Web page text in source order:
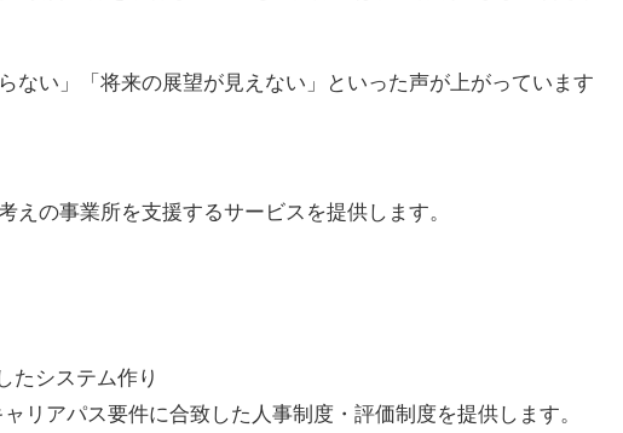
ない」「将来の展望が見えない」といった声が上がっています
えの事業所を支援するサービスを提供します。
たシステム作り
リアパス要件に合致した人事制度・評価制度を提供します。